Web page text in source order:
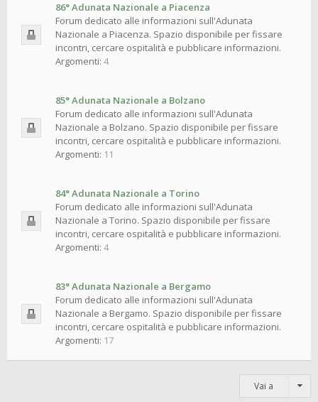
86° Adunata Nazionale a Piacenza
Forum dedicato alle informazioni sull'Adunata
Nazionale a Piacenza. Spazio disponibile per fissare
incontri, cercare ospitalità e pubblicare informazioni.
Argomenti: 4
85° Adunata Nazionale a Bolzano
Forum dedicato alle informazioni sull'Adunata
Nazionale a Bolzano. Spazio disponibile per fissare
incontri, cercare ospitalità e pubblicare informazioni.
Argomenti: 11
84° Adunata Nazionale a Torino
Forum dedicato alle informazioni sull'Adunata
Nazionale a Torino. Spazio disponibile per fissare
incontri, cercare ospitalità e pubblicare informazioni.
Argomenti: 4
83° Adunata Nazionale a Bergamo
Forum dedicato alle informazioni sull'Adunata
Nazionale a Bergamo. Spazio disponibile per fissare
incontri, cercare ospitalità e pubblicare informazioni.
Argomenti: 17
Vai a